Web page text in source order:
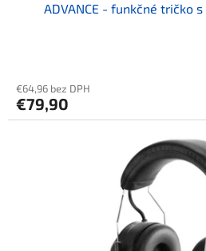
ADVANCE - funkčné tričko
€64,96 bez DPH
€79,90